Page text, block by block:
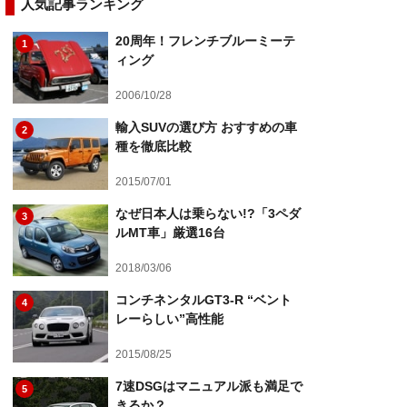
人気記事ランキング
1
20周年！フレンチブルーミーテ
ィング
2006/10/28
2
輸入SUVの選び方 おすすめの車
種を徹底比較
2015/07/01
3
なぜ日本人は乗らない!?「3ペダ
ルMT車」厳選16台
2018/03/06
4
コンチネンタルGT3-R “ベント
レーらしい”高性能
2015/08/25
5
7速DSGはマニュアル派も満足で